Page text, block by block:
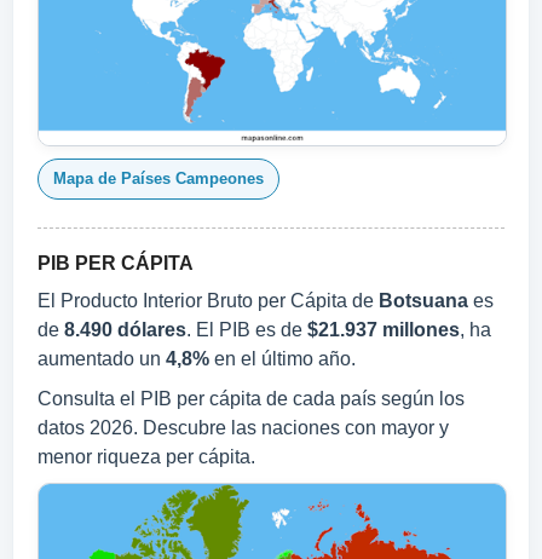
Mapa de Países Campeones
PIB PER CÁPITA
El Producto Interior Bruto per Cápita de Botsuana es
de 8.490 dólares. El PIB es de $21.937 millones, ha
aumentado un 4,8% en el último año.
Consulta el PIB per cápita de cada país según los
datos 2026. Descubre las naciones con mayor y
menor riqueza per cápita.